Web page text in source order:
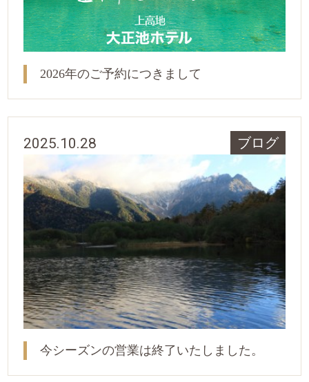
2026年のご予約につきまして
2025.10.28 ブログ
今シーズンの営業は終了いたしました。